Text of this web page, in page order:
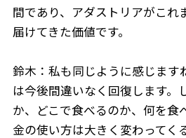
間であり、アダストリアがこれ
届けてきた価値です。
鈴木：私も同じように感じます
は今後間違いなく回復します。
か、どこで食べるのか、何を食
金の使い方は大きく変わってく